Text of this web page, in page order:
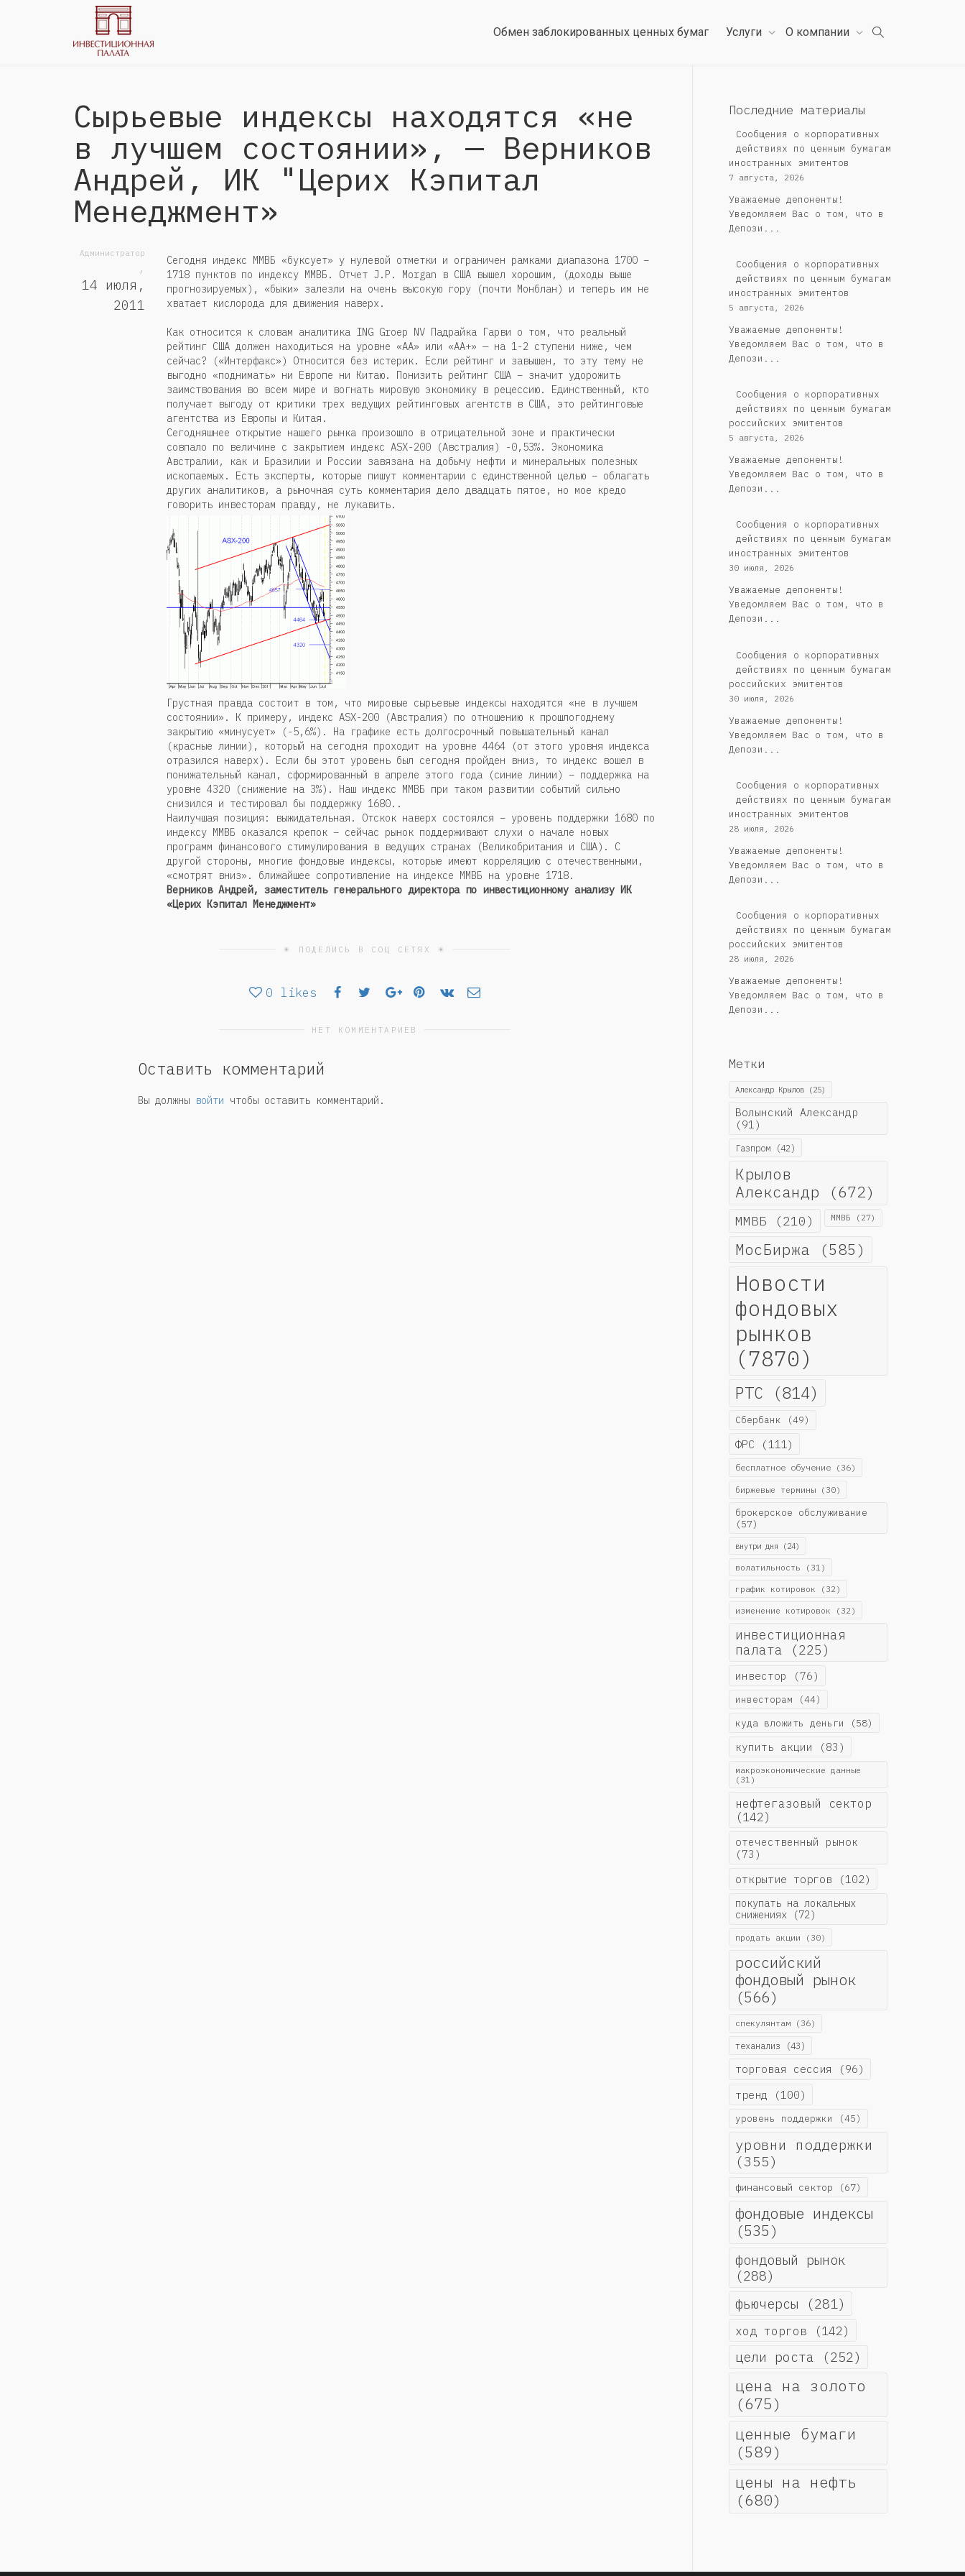
Обмен заблокированных ценных бумаг Услуги О компании
Сырьевые индексы находятся «не
в лучшем состоянии», — Верников
Андрей, ИК "Церих Кэпитал
Менеджмент»
Администратор
,
14 июля,
2011
Сегодня индекс ММВБ «буксует» у нулевой отметки и ограничен рамками диапазона 1700 –
1718 пунктов по индексу ММВБ. Отчет J.P. Morgan в США вышел хорошим, (доходы выше
прогнозируемых), «быки» залезли на очень высокую гору (почти Монблан) и теперь им не
хватает кислорода для движения наверх.
Как относится к словам аналитика ING Groep NV Падрайка Гарви о том, что реальный
рейтинг США должен находиться на уровне «AA» или «АА+» — на 1-2 ступени ниже, чем
сейчас? («Интерфакс») Относится без истерик. Если рейтинг и завышен, то эту тему не
выгодно «поднимать» ни Европе ни Китаю. Понизить рейтинг США – значит удорожить
заимствования во всем мире и вогнать мировую экономику в рецессию. Единственный, кто
получает выгоду от критики трех ведущих рейтинговых агентств в США, это рейтинговые
агентства из Европы и Китая.
Сегодняшнее открытие нашего рынка произошло в отрицательной зоне и практически
совпало по величине с закрытием индекс ASX-200 (Австралия) -0,53%. Экономика
Австралии, как и Бразилии и России завязана на добычу нефти и минеральных полезных
ископаемых. Есть эксперты, которые пишут комментарии с единственной целью – облагать
других аналитиков, а рыночная суть комментария дело двадцать пятое, но мое кредо
говорить инвесторам правду, не лукавить.
Грустная правда состоит в том, что мировые сырьевые индексы находятся «не в лучшем
состоянии». К примеру, индекс ASX-200 (Австралия) по отношению к прошлогоднему
закрытию «минусует» (-5,6%). На графике есть долгосрочный повышательный канал
(красные линии), который на сегодня проходит на уровне 4464 (от этого уровня индекса
отразился наверх). Если бы этот уровень был сегодня пройден вниз, то индекс вошел в
понижательный канал, сформированный в апреле этого года (синие линии) – поддержка на
уровне 4320 (снижение на 3%). Наш индекс ММВБ при таком развитии событий сильно
снизился и тестировал бы поддержку 1680..
Наилучшая позиция: выжидательная. Отскок наверх состоялся – уровень поддержки 1680 по
индексу ММВБ оказался крепок – сейчас рынок поддерживают слухи о начале новых
программ финансового стимулирования в ведущих странах (Великобритания и США). С
другой стороны, многие фондовые индексы, которые имеют корреляцию с отечественными,
«смотрят вниз». ближайшее сопротивление на индексе ММВБ на уровне 1718.
Верников Андрей, заместитель генерального директора по инвестиционному анализу ИК
«Церих Кэпитал Менеджмент»
☀ ПОДЕЛИСЬ В СОЦ СЕТЯХ ☀
0 likes
НЕТ КОММЕНТАРИЕВ
Оставить комментарий
Вы должны войти чтобы оставить комментарий.
Последние материалы
Сообщения о корпоративных
действиях по ценным бумагам
иностранных эмитентов
7 августа, 2026
Уважаемые депоненты!
Уведомляем Вас о том, что в
Депози...
Сообщения о корпоративных
действиях по ценным бумагам
иностранных эмитентов
5 августа, 2026
Уважаемые депоненты!
Уведомляем Вас о том, что в
Депози...
Cообщения о корпоративных
действиях по ценным бумагам
российских эмитентов
5 августа, 2026
Уважаемые депоненты!
Уведомляем Вас о том, что в
Депози...
Сообщения о корпоративных
действиях по ценным бумагам
иностранных эмитентов
30 июля, 2026
Уважаемые депоненты!
Уведомляем Вас о том, что в
Депози...
Cообщения о корпоративных
действиях по ценным бумагам
российских эмитентов
30 июля, 2026
Уважаемые депоненты!
Уведомляем Вас о том, что в
Депози...
Сообщения о корпоративных
действиях по ценным бумагам
иностранных эмитентов
28 июля, 2026
Уважаемые депоненты!
Уведомляем Вас о том, что в
Депози...
Cообщения о корпоративных
действиях по ценным бумагам
российских эмитентов
28 июля, 2026
Уважаемые депоненты!
Уведомляем Вас о том, что в
Депози...
Метки
Александр Крылов(25)
Волынский Александр
(91)
Газпром(42)
Крылов
Александр (672)
ММВБ (210) ММВБ (27)
МосБиржа (585)
Новости
фондовых
рынков
(7870)
РТС (814)
Сбербанк (49)
ФРС (111)
бесплатное обучение(36)
биржевые термины(30)
брокерское обслуживание
(57)
внутри дня (24)
волатильность (31)
график котировок (32)
изменение котировок (32)
инвестиционная
палата (225)
инвестор (76)
инвесторам (44)
куда вложить деньги (58)
купить акции (83)
макроэкономические данные
(31)
нефтегазовый сектор
(142)
отечественный рынок
(73)
открытие торгов (102)
покупать на локальных
снижениях(72)
продать акции (30)
российский
фондовый рынок
(566)
спекулянтам(36)
теханализ (43)
торговая сессия (96)
тренд (100)
уровень поддержки (45)
уровни поддержки
(355)
финансовый сектор (67)
фондовые индексы
(535)
фондовый рынок
(288)
фьючерсы (281)
ход торгов (142)
цели роста (252)
цена на золото
(675)
ценные бумаги
(589)
цены на нефть
(680)